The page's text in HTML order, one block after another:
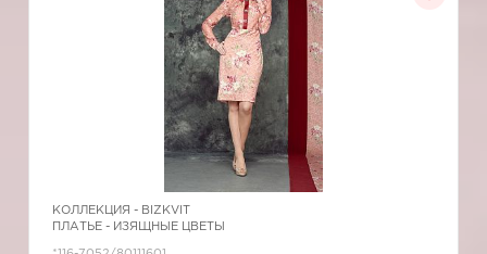
КОЛЛЕКЦИЯ - BIZKVIT
ПЛАТЬЕ - ИЗЯЩНЫЕ ЦВЕТЫ